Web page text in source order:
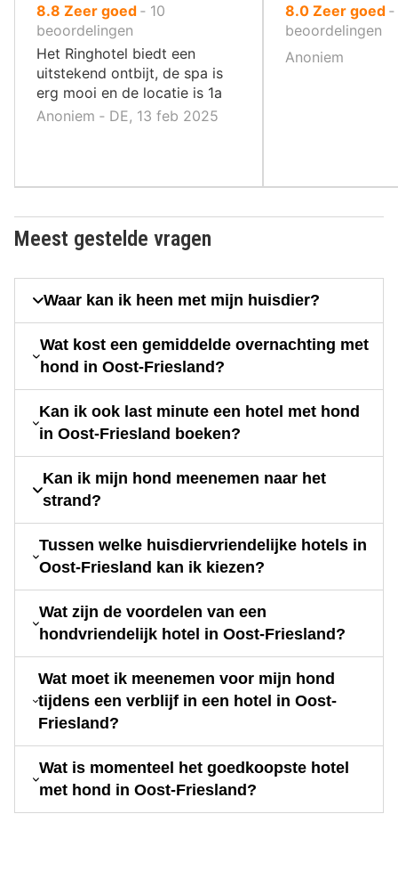
8.8 uit
10
Zeer goed ‐ 10
beoordelingen
Het Ringhotel biedt een
uitstekend ontbijt, de spa is
erg mooi en de locatie is 1a
Anoniem ‐ DE, 13 feb 2025
8.0uit
10
Zeer goed ‐
beoordelingen
Anoniem
Meest gestelde vragen
Waar kan ik heen met mijn huisdier?
Wat kost een gemiddelde overnachting met
hond in Oost-Friesland?
Kan ik ook last minute een hotel met hond
in Oost-Friesland boeken?
Kan ik mijn hond meenemen naar het
strand?
Tussen welke huisdiervriendelijke hotels in
Oost-Friesland kan ik kiezen?
Wat zijn de voordelen van een
hondvriendelijk hotel in Oost-Friesland?
Wat moet ik meenemen voor mijn hond
tijdens een verblijf in een hotel in Oost-
Friesland?
Wat is momenteel het goedkoopste hotel
met hond in Oost-Friesland?